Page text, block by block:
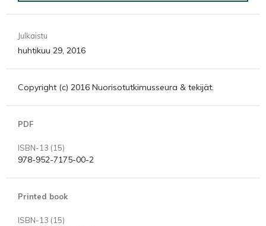
Julkaistu
huhtikuu 29, 2016
Copyright (c) 2016 Nuorisotutkimusseura & tekijät.
PDF
ISBN-13 (15)
978-952-7175-00-2
Printed book
ISBN-13 (15)